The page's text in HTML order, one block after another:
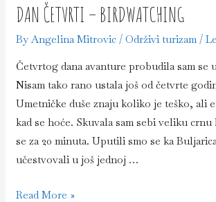
DAN ČETVRTI – BIRDWATCHING
By Angelina Mitrovic /Održivi turizam /
Četvrtog dana avanture probudila sam se
Nisam tako rano ustala još od četvrte
Umetničke duše znaju koliko je teško, ali
kad se hoće. Skuvala sam sebi veliku
se za 20 minuta. Uputili smo se ka
učestvovali u još jednoj …
Dan
Read More »